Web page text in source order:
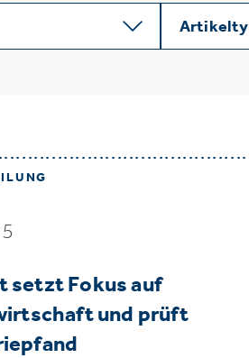
setzt Fokus auf
und prüft